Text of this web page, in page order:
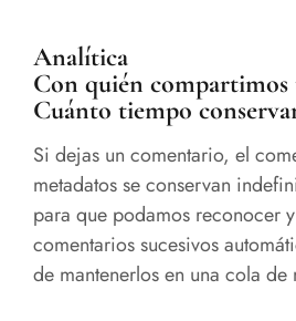
Analítica
Con quién compartimos
Cuánto tiempo
Si dejas un comentario, el
metadatos se conservan
para que podamos reconocer
comentarios sucesivos
de mantenerlos en una cola